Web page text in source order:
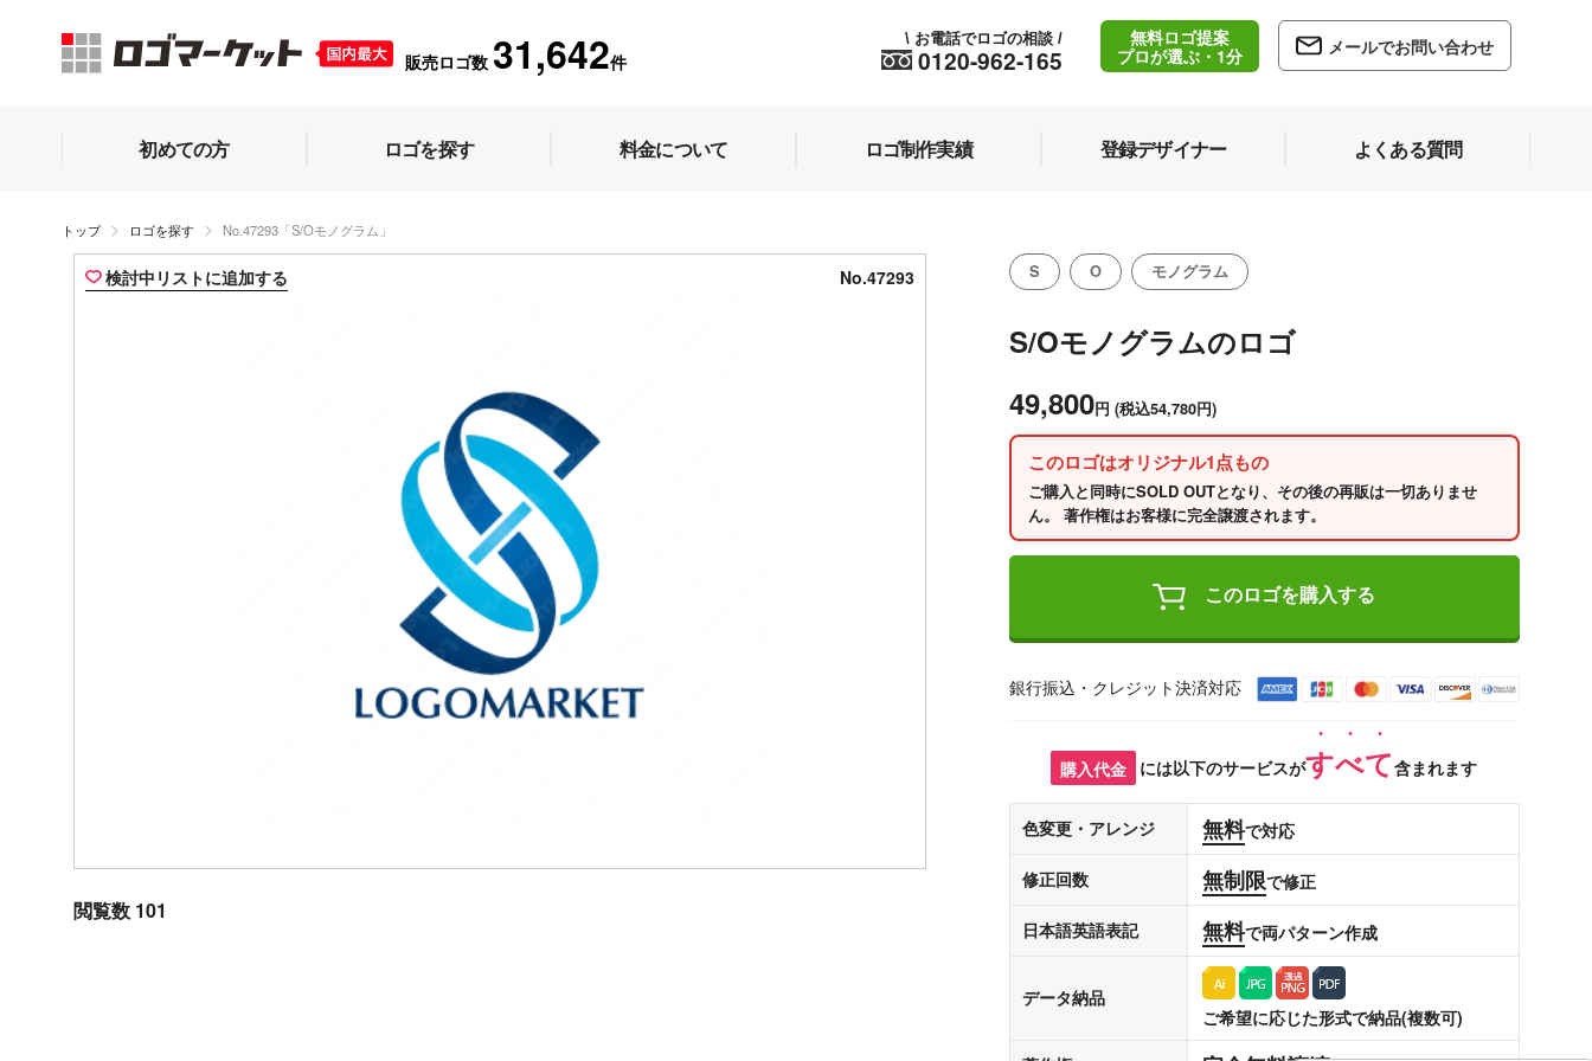
販売ロゴ数 31,642件 0120-962-165
\ お電話でロゴの相談 /
無料ロゴ提案
プロが選ぶ・1分
メールでお問い合わせ
初めての方 ロゴを探す 料金について ロゴ制作実績 登録デザイナー よくある質問
トップ ロゴを探す No.47293「S/Oモノグラム」
検討中リストに追加する No.47293
閲覧数 101
S O モノグラム
S/Oモノグラムのロゴ
49,800円 (税込54,780円)
このロゴはオリジナル1点もの
ご購入と同時にSOLD OUTとなり、その後の再販は一切ありませ
ん。 著作権はお客様に完全譲渡されます。
このロゴを購入する
銀行振込・クレジット決済対応
購入代金 には以下のサービスがすべて含まれます
色変更・アレンジ 無料で対応
修正回数 無制限で修正
日本語英語表記 無料で両パターン作成
データ納品
ご希望に応じた形式で納品(複数可)